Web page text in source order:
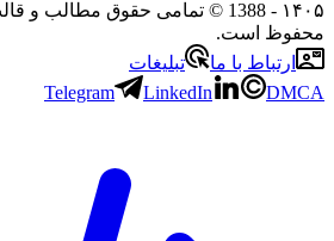
- 1388 © تمامی حقوق مطالب و قالب
است.
با ما
تبلیغات
Telegram
LinkedIn